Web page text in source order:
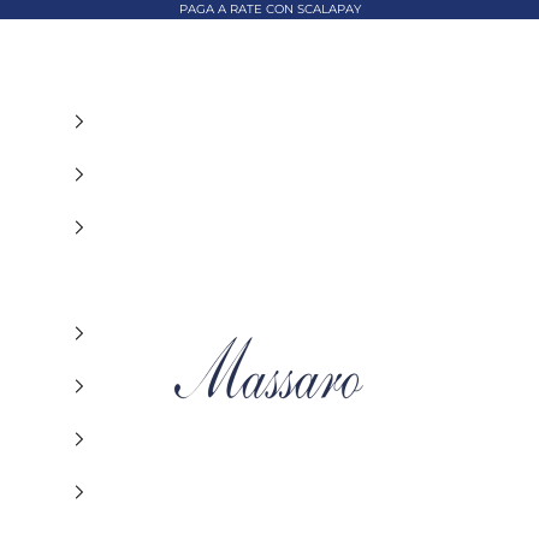
PAGA A RATE CON SCALAPAY
MASSARO ABBIGLIAMENTO